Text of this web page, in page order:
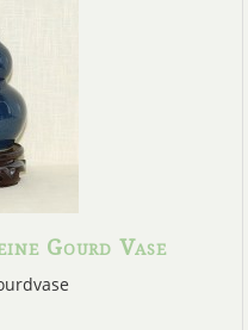
Gourd Vase